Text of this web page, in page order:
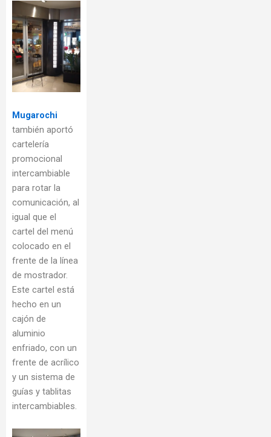
Mugarochi
también aportó
cartelería
promocional
intercambiable
para rotar la
comunicación, al
igual que el
cartel del menú
colocado en el
frente de la línea
de mostrador.
Este cartel está
hecho en un
cajón de
aluminio
enfriado, con un
frente de acrílico
y un sistema de
guías y tablitas
intercambiables.